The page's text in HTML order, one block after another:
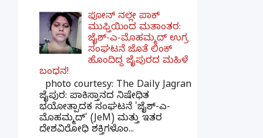
ಫೋನ್ ನಲ್ಲೇ ಪಾಕ್
ಮುಫ್ತಿಯಿಂದ ಮತಾಂತರ:
ಜೈಶ್-ಎ-ಮೊಹಮ್ಮದ್ ಉಗ್ರ
ಸಂಘಟನೆ ಜೊತೆ ಲಿಂಕ್
ಹೊಂದಿದ್ದ ಜೈಪುರದ ಮಹಿಳೆ
ಬಂಧನ!
photo courtesy: The Daily Jagran
ಜೈಪುರ: ಪಾಕಿಸ್ತಾನದ ನಿಷೇಧಿತ
ಭಯೋತ್ಪಾದಕ ಸಂಘಟನೆ 'ಜೈಶ್-ಎ-
ಮೊಹಮ್ಮದ್' (JeM) ಮತ್ತು ಇತರ
ದೇಶವಿರೋಧಿ ಶಕ್ತಿಗಳೊಂ...